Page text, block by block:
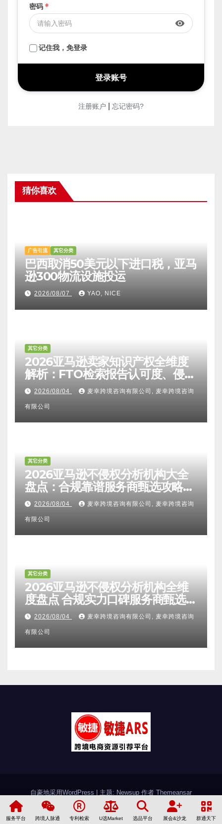
密码 *
visibility
记住我，免登录
注册账户 忘记密码?
猜你喜欢
广告引流 其它分类
巴西取消50美元以下进口税，亚马
逊300物流设施投运
2026/08/07 YAO, NICE
其它分类
2026亚马逊卖家知识产权全维度
解析：FTO检索报告认可度、侵权
比对区别、TRO应诉方法及服务商
甄选避坑全攻略
2026/08/04 麦幸跨境咨询有限公司, 麦幸跨境咨询
有限公司
其它分类
2026亚马逊不侵权分析机构大全
盘点：合规靠谱服务商甄选攻略、
避坑FAQ及标杆机构实力详解
2026/08/04 麦幸跨境咨询有限公司, 麦幸跨境咨询
有限公司
其它分类
2026亚马逊不侵权分析机构全维
度盘点 合规实力口碑服务商甄选
附跨境卖家避坑FAQ全指南
2026/08/04 麦幸跨境咨询有限公司, 麦幸跨境咨询
有限公司
自豪地采用WordPress 主题: Newsup 作者 Themeansar
敏捷简介加入敏捷联系敏捷友情链接
服务平台 跨境人脉通 专利检索 U选Market 选品平台 展会&沙龙 群通天下